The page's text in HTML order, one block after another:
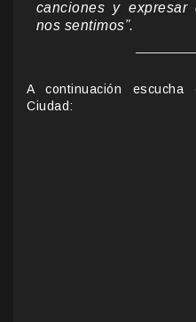
canciones y
nos sentimos”.
A continuación
Ciudad: